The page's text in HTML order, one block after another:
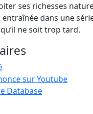
ses richesses
dans une
ne soit trop tard.
sur Youtube
Database